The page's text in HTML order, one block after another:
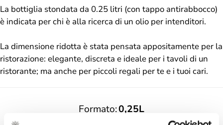
La bottiglia stondata da 0.25 litri (con tappo antirabbocco)
è indicata per chi è alla ricerca di un olio per intenditori.
La dimensione ridotta è stata pensata appositamente per la
ristorazione: elegante, discreta e ideale per i tavoli di un
ristorante; ma anche per piccoli regali per te e i tuoi cari.
Formato 0,25L